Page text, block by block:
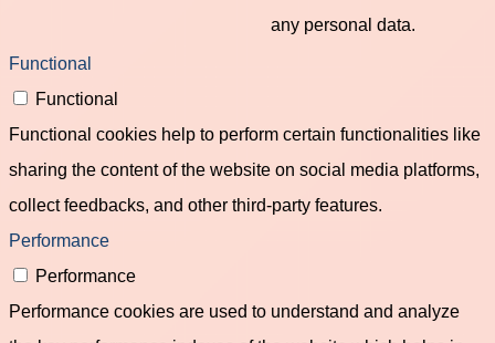
any personal data.
Functional
Functional
Functional cookies help to perform certain functionalities like
sharing the content of the website on social media platforms,
collect feedbacks, and other third-party features.
Performance
Performance
Performance cookies are used to understand and analyze